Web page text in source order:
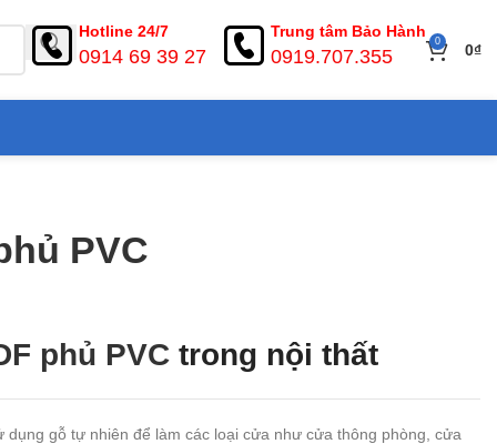
Hotline 24/7
0914 69 39 27
Trung tâm Bảo Hành
0919.707.355
0 0₫
PVC
phủ PVC trong nội thất
gỗ tự nhiên để làm các loại cửa như cửa thông phòng, cửa